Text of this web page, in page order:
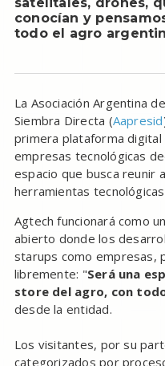
conocían y
todo el agro
La Asociación Argentina
Siembra Directa (Aapresid
primera plataforma digital
empresas tecnológicas
espacio que busca reunir
herramientas
Agtech funcionará como un
abierto donde los
starups como empresas,
libremente: "Será una
store del agro, con
desde la entidad.
Los visitantes, por su
categorizados por